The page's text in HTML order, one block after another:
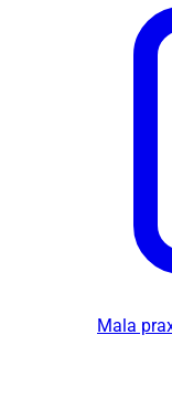
Mala